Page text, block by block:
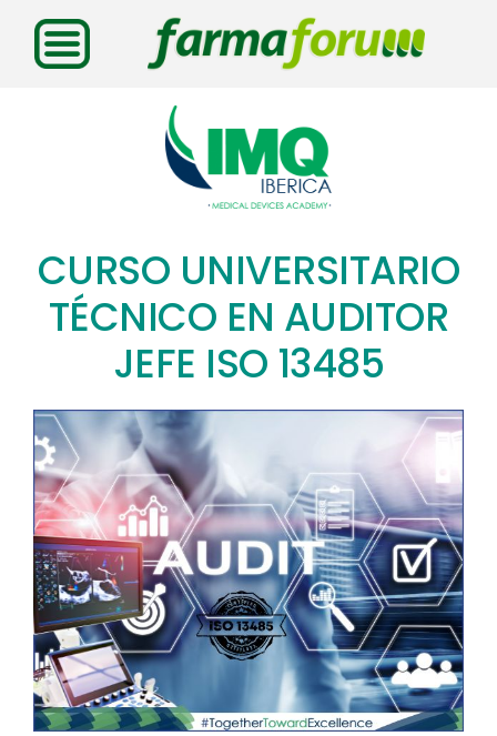
Saltar
contenido
CURSO UNIVERSITARIO
TÉCNICO EN AUDITOR
JEFE ISO 13485